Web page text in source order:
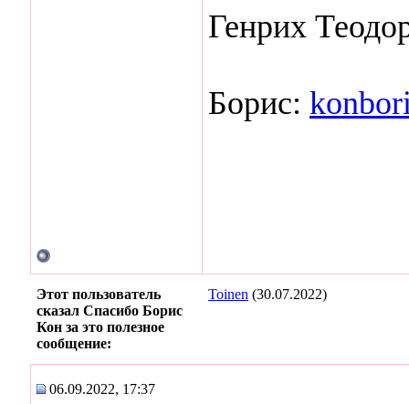
Генрих
Борис:
Этот пользователь
сказал Спасибо Борис
Кон за это полезное
сообщение:
Toinen (30.07.2022)
06.09.2022, 17:37